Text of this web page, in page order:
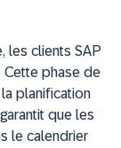
les clients SAP
Cette phase de
planification
que les
le calendrier